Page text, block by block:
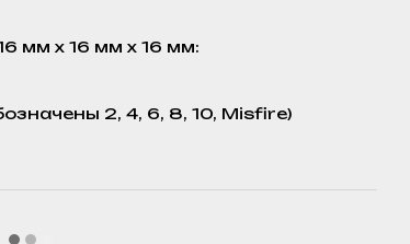
мм x 16 мм x 16 мм:
2, 4, 6, 8, 10, Misfire)